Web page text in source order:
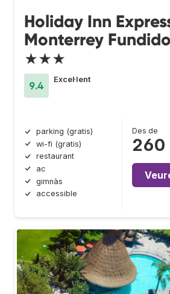
Holiday Inn
Monterrey
★★★
9.4
Excel·lent
parking (gratis)
wi-fi (gratis)
restaurant
ac
gimnàs
accessible
Des de
260